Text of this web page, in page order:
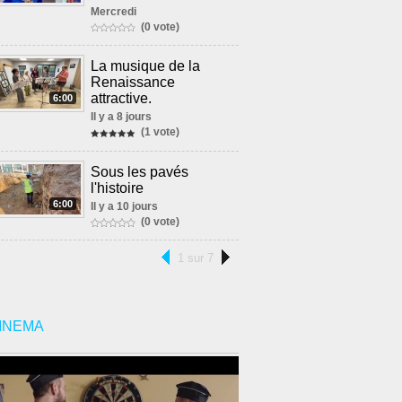
Mercredi
(0 vote)
6:00
La musique de la
Renaissance
attractive.
Il y a 8 jours
(1 vote)
6:00
Sous les pavés
l'histoire
Il y a 10 jours
(0 vote)
1 sur 7